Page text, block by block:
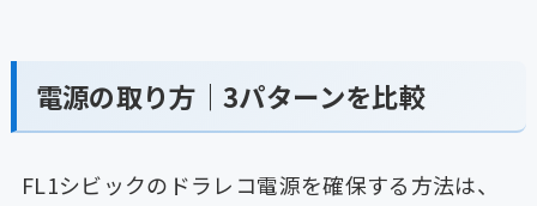
電源の取り方｜3パターンを比較
FL1シビックのドラレコ電源を確保する方法は、